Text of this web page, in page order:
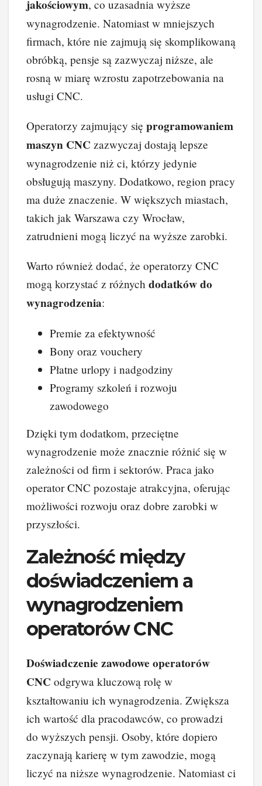
jakościowym, co uzasadnia wyższe
wynagrodzenie. Natomiast w mniejszych
firmach, które nie zajmują się skomplikowaną
obróbką, pensje są zazwyczaj niższe, ale
rosną w miarę wzrostu zapotrzebowania na
usługi CNC.
Operatorzy zajmujący się programowaniem
maszyn CNC zazwyczaj dostają lepsze
wynagrodzenie niż ci, którzy jedynie
obsługują maszyny. Dodatkowo, region pracy
ma duże znaczenie. W większych miastach,
takich jak Warszawa czy Wrocław,
zatrudnieni mogą liczyć na wyższe zarobki.
Warto również dodać, że operatorzy CNC
mogą korzystać z różnych dodatków do
wynagrodzenia:
Premie za efektywność
Bony oraz vouchery
Płatne urlopy i nadgodziny
Programy szkoleń i rozwoju
zawodowego
Dzięki tym dodatkom, przeciętne
wynagrodzenie może znacznie różnić się w
zależności od firm i sektorów. Praca jako
operator CNC pozostaje atrakcyjna, oferując
możliwości rozwoju oraz dobre zarobki w
przyszłości.
Zależność między
doświadczeniem a
wynagrodzeniem
operatorów CNC
Doświadczenie zawodowe operatorów
CNC odgrywa kluczową rolę w
kształtowaniu ich wynagrodzenia. Zwiększa
ich wartość dla pracodawców, co prowadzi
do wyższych pensji. Osoby, które dopiero
zaczynają karierę w tym zawodzie, mogą
liczyć na niższe wynagrodzenie. Natomiast ci